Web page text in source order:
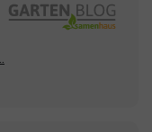
Pots